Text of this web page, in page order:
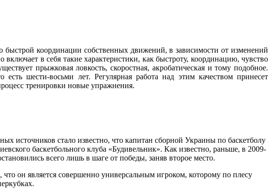
быстрой координации собственных движений, в зависимости от изменений
в себя такие характеристики, как быстроту, координацию, чувство
прыжковая ловкость, скоростная, акробатическая и тому подобное.
шести-восьми лет. Регулярная работа над этим качеством принесет
тренировки новые упражнения.
источников стало известно, что капитан сборной Украины по баскетболу
баскетбольного клуба «Будивельник». Как известно, раньше, в 2009-
всего лишь в шаге от победы, заняв второе место.
он является совершенно универсальным игроком, которому по плесу